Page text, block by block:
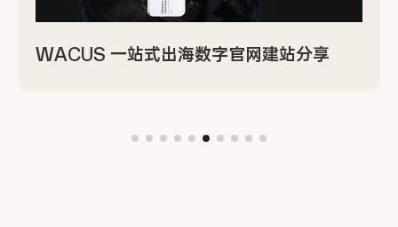
WACUS 一站式出海数字官网建站分享